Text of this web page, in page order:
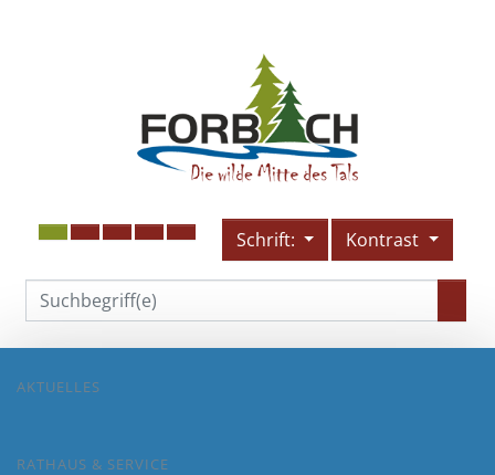
Schrift: Kontrast
AKTUELLES
RATHAUS & SERVICE